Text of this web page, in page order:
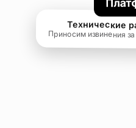
Технические
Приносим извинения